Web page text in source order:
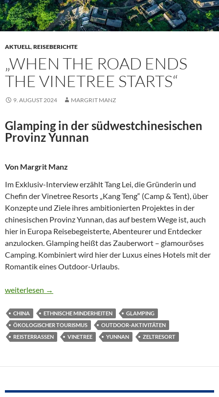
AKTUELL,REISEBERICHTE
„WHEN THE ROAD ENDS
THE VINETREE STARTS“
9. AUGUST 2024 MARGRIT MANZ
Glamping in der südwestchinesischen
Provinz Yunnan
Von Margrit Manz
Im Exklusiv-Interview erzählt Tang Lei, die Gründerin und
Chefin der Vinetree Resorts „Kang Teng“ (Camp & Tent), über
Konzepte und Ziele ihres ambitionierten Projektes in der
chinesischen Provinz Yunnan, das auf bestem Wege ist, auch
hier in Europa Reisebegeisterte, Abenteurer und Entdecker
anzulocken. Glamping heißt das Zauberwort – glamouröses
Camping. Kombiniert wird hier der Luxus eines Hotels mit der
Romantik eines Outdoor-Urlaubs.
„WHEN THE ROAD ENDS THE VINETREE STARTS“
weiterlesen →
CHINA ETHNISCHE MINDERHEITEN
GLAMPING
ÖKOLOGISCHER TOURISMUS
OUTDOOR-AKTIVITÄTEN
REISTERRASSEN
VINETREE YUNNAN ZELTRESORT